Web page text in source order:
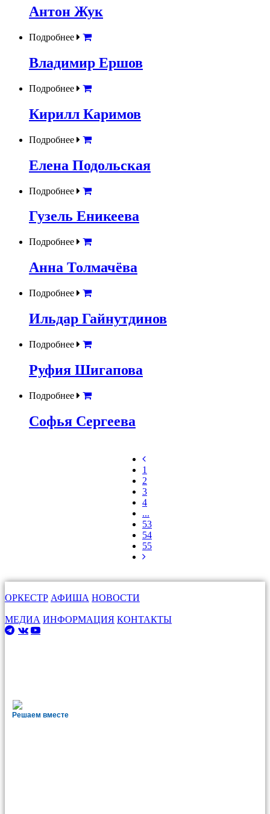
Антон Жук
Подробнее
Владимир Ершов
Подробнее
Кирилл Каримов
Подробнее
Елена Подольская
Подробнее
Гузель Еникеева
Подробнее
Анна Толмачёва
Подробнее
Ильдар Гайнутдинов
Подробнее
Руфия Шигапова
Подробнее
Софья Сергеева
1
2
3
4
...
53
54
55
ОРКЕСТР АФИША НОВОСТИ
МЕДИА ИНФОРМАЦИЯ КОНТАКТЫ
Решаем вместе